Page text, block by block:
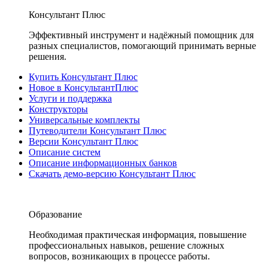
Консультант Плюс
Эффективный инструмент и надёжный помощник для
разных специалистов, помогающий принимать верные
решения.
Купить Консультант Плюс
Новое в КонсультантПлюс
Услуги и поддержка
Конструкторы
Универсальные комплекты
Путеводители Консультант Плюс
Версии Консультант Плюс
Описание систем
Описание информационных банков
Скачать демо-версию Консультант Плюс
Образование
Необходимая практическая информация, повышение
профессиональных навыков, решение сложных
вопросов, возникающих в процессе работы.